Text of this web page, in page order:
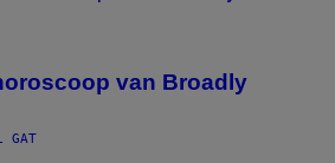
van Broadly
GAT